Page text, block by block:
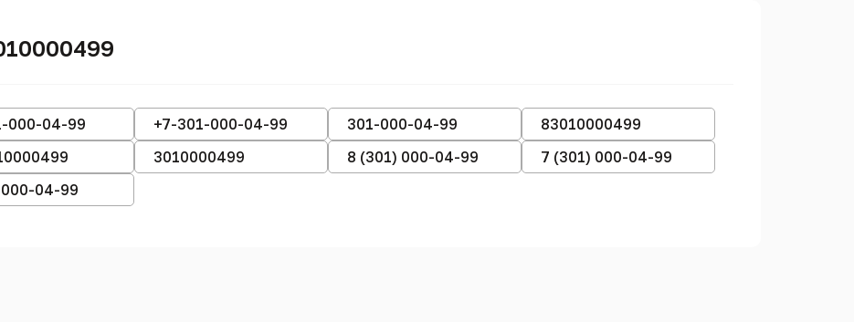
000-04-99 +7-301-000-04-99 301-000-04-99
83010000499
3010000499 8 (301) 000-04-99
7 (301) 000-04-99
04-99